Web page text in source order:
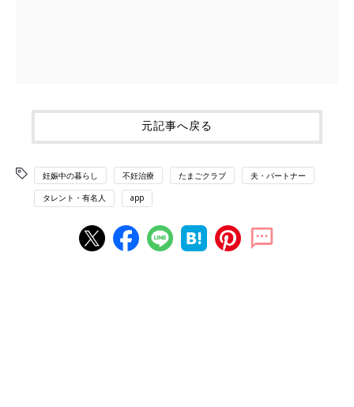
元記事へ戻る
妊娠中の暮らし 不妊治療 たまごクラブ 夫・パートナー
タレント・有名人 app